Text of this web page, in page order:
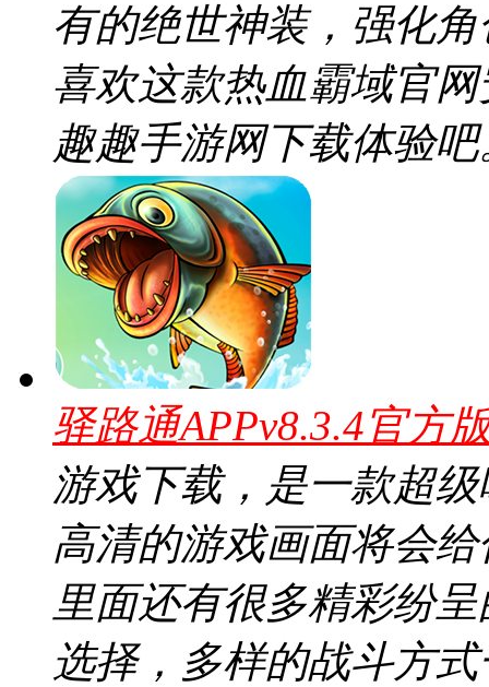
有的绝世神装，强化
喜欢这款热血霸域官
趣趣手游网下载体验吧
驿路通APPv8.3.4官方
游戏下载，是一款超
高清的游戏画面将会
里面还有很多精彩纷
选择，多样的战斗方